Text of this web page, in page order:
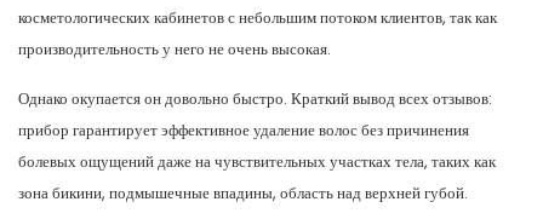
косметологических кабинетов с небольшим потоком клиентов, так как
производительность у него не очень высокая.
Однако окупается он довольно быстро. Краткий вывод всех отзывов:
прибор гарантирует эффективное удаление волос без причинения
болевых ощущений даже на чувствительных участках тела, таких как
зона бикини, подмышечные впадины, область над верхней губой.